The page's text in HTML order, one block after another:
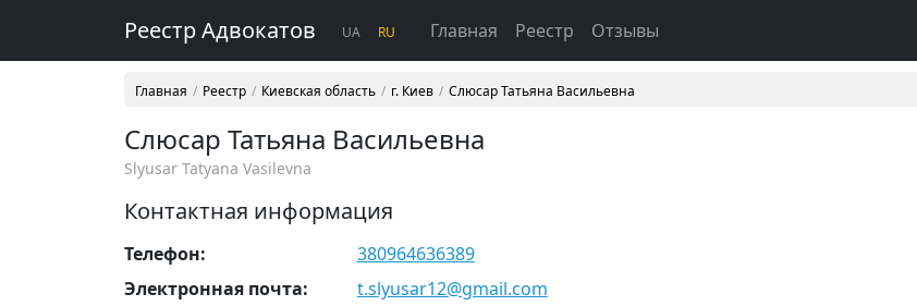
Реестр Адвокатов UA RU Главная Реестр Отзывы
Главная Реестр Киевская область г. Киев Слюсар Татьяна Васильевна
Слюсар Татьяна Васильевна
Slyusar Tatyana Vasilevna
Контактная информация
Телефон:
380964636389
Электронная почта:
t.slyusar12@gmail.com